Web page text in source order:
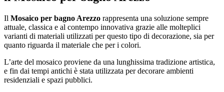
Il Mosaico per bagno Arezzo rappresenta una soluzione sempre
attuale, classica e al contempo innovativa grazie alle molteplici
varianti di materiali utilizzati per questo tipo di decorazione, sia per
quanto riguarda il materiale che per i colori.
L’arte del mosaico proviene da una lunghissima tradizione artistica,
e fin dai tempi antichi è stata utilizzata per decorare ambienti
residenziali e spazi pubblici.